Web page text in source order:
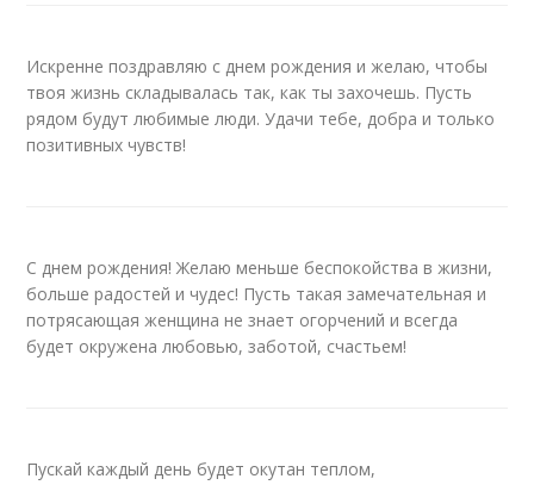
Искренне поздравляю с днем рождения и желаю, чтобы
твоя жизнь складывалась так, как ты захочешь. Пусть
рядом будут любимые люди. Удачи тебе, добра и только
позитивных чувств!
С днем рождения! Желаю меньше беспокойства в жизни,
больше радостей и чудес! Пусть такая замечательная и
потрясающая женщина не знает огорчений и всегда
будет окружена любовью, заботой, счастьем!
Пускай каждый день будет окутан теплом,